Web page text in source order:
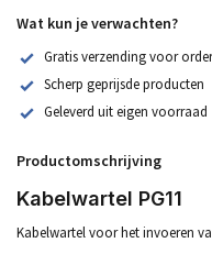
Wat kun je verwachten?
Gratis verzending voor
Scherp geprijsde producten
Geleverd uit eigen voorraad
Productomschrijving
Kabelwartel PG11
Kabelwartel voor het invoeren